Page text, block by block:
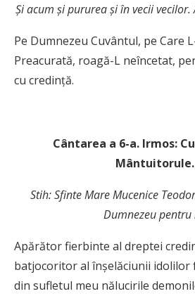
Şi acum şi pururea şi în vecii
Pe Dumnezeu Cuvântul, pe Care
Preacurată, roagă-L neîncetat,
cu credinţă.
Cântarea a 6-a. Irmos:
Stih: Sfinte Mare Mucenice
Dumnezeu pentru
Apărător fierbinte al dreptei
batjocoritor al înşelăciunii idolilor
din sufletul meu nălucirile